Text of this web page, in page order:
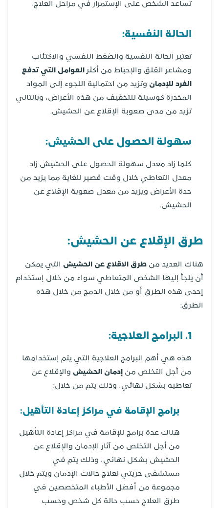
تساعد الشخص على الإستمرار في مراحل العلاج.
الحالة النفسية:
تعتبر الحالة النفسية والضغط النفسي والاكتئاب
ومشاعر القلق والإحباط من أكثر العوامل التي تدفع
الفرد للإدمان وتزيد من احتمالية اللجوء إلى المواد
المخدرة كوسيلة للتخفيف من هذه الأعراض، وبالتالي
تزيد من مدى صعوبة الإقلاع عن الحشيش.
سهولة الحصول على الحشيش:
كلما زاد معدل سهولة الحصول على الحشيش زاد
معدل التعاطي خلال وقت قصير للغاية مما يزيد من
حدة الأعراض ويزيد من معدل صعوبة الإقلاع عن
الحشيش.
طرق الإقلاع عن الحشيش:
هناك العديد من طرق الاقلاع عن الحشيش التي يمكن
أن يلجأ إليها الشخص المتعاطي سواء من خلال إستخدام
إحدى هذه الطرق أو من خلال الدمج من خلال هذه
الطرق:
1. البرامج العلاجية:
هذه هي أهم البرامج العلاجية التي يتم إستخدامها
من أجل التخلص من إدمان الحشيش والإقلاع عن
تعاطيه بشكل نهائي، وذلك يتم من خلال:
برامج الإقامة في مراكز إعادة التأهيل:
هناك عدة برامج للإقامة في مراكز إعادة التأهيل
من أجل التخلص من آثار الإدمان والإقلاع عن
الحشيش بشكل نهائي، وذلك يتم في
مستشفى حريتي لعلاج حالات الإدمان ويتم خلال
مجموعة من أفضل الأطباء المتخصصين في
طرق العلاج حسب حالة كل شخص وحسب